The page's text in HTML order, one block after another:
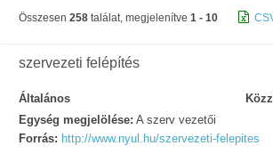
Összesen 258 találat, megjelenítve 1 - 10
szervezeti felépítés
Általános
Egység megjelölése: A szerv vezetői
Forrás: http://www.nyul.hu/szervezeti-felepites